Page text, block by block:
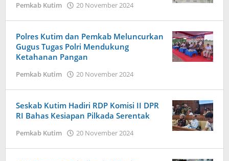
Pemkab Kutim 20 November 2024
Polres Kutim dan Pemkab Meluncurkan
Gugus Tugas Polri Mendukung
Ketahanan Pangan
Pemkab Kutim 20 November 2024
Seskab Kutim Hadiri RDP Komisi II DPR
RI Bahas Kesiapan Pilkada Serentak
Pemkab Kutim 20 November 2024